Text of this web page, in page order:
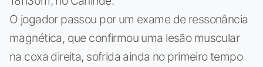
O jogador passou por um exame de ressonância
magnética, que confirmou uma lesão muscular
na coxa direita, sofrida ainda no primeiro tempo